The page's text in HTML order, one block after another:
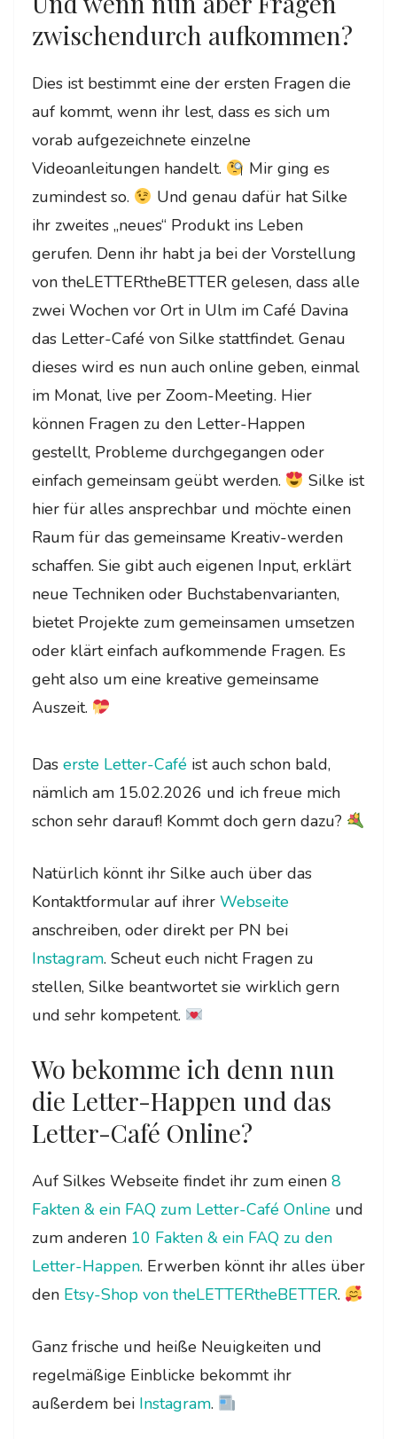
zwischendurch aufkommen?
Dies ist bestimmt eine der ersten Fragen die
auf kommt, wenn ihr lest, dass es sich um
vorab aufgezeichnete einzelne
Videoanleitungen handelt.
Mir ging es
zumindest so.
Und genau dafür hat Silke
ihr zweites „neues“ Produkt ins Leben
gerufen. Denn ihr habt ja bei der Vorstellung
von theLETTERtheBETTER gelesen, dass alle
zwei Wochen vor Ort in Ulm im Café Davina
das Letter-Café von Silke stattfindet. Genau
dieses wird es nun auch online geben, einmal
im Monat, live per Zoom-Meeting. Hier
können Fragen zu den Letter-Happen
gestellt, Probleme durchgegangen oder
einfach gemeinsam geübt werden.
Silke ist
hier für alles ansprechbar und möchte einen
Raum für das gemeinsame Kreativ-werden
schaffen. Sie gibt auch eigenen Input, erklärt
neue Techniken oder Buchstabenvarianten,
bietet Projekte zum gemeinsamen umsetzen
oder klärt einfach aufkommende Fragen. Es
geht also um eine kreative gemeinsame
Auszeit.
Das erste Letter-Café ist auch schon bald,
nämlich am 15.02.2026 und ich freue mich
schon sehr darauf! Kommt doch gern dazu?
Natürlich könnt ihr Silke auch über das
Kontaktformular auf ihrer Webseite
anschreiben, oder direkt per PN bei
Instagram. Scheut euch nicht Fragen zu
stellen, Silke beantwortet sie wirklich gern
und sehr kompetent.
Wo bekomme ich denn nun
die Letter-Happen und das
Letter-Café Online?
Auf Silkes Webseite findet ihr zum einen 8
Fakten & ein FAQ zum Letter-Café Online und
zum anderen 10 Fakten & ein FAQ zu den
Letter-Happen. Erwerben könnt ihr alles über
den Etsy-Shop von theLETTERtheBETTER.
Ganz frische und heiße Neuigkeiten und
regelmäßige Einblicke bekommt ihr
außerdem bei Instagram.